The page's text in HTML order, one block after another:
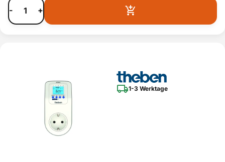
- +
1-3 Werktage